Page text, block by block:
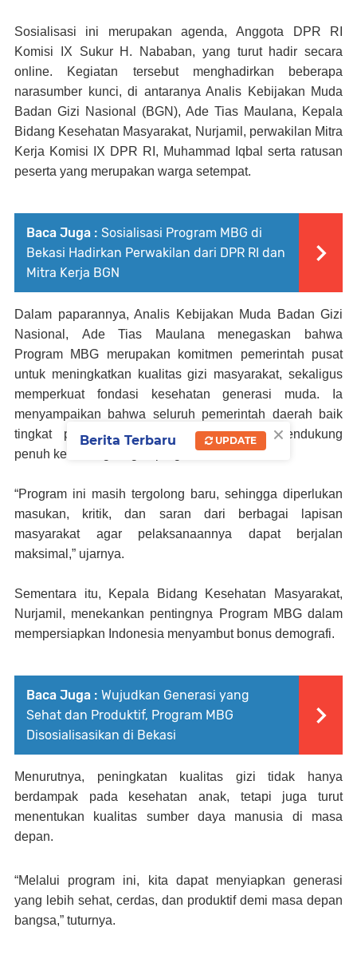
Sosialisasi ini merupakan agenda,Anggota DPR RI
Komisi IX Sukur H. Nababan, yang turut hadir secara
online. Kegiatan tersebut menghadirkan beberapa
narasumber kunci, di antaranya Analis Kebijakan Muda
Badan Gizi Nasional
(BGN), Ade Tias Maulana, Kepala
Bidang Kesehatan Masyarakat, Nurjamil, perwakilan Mitra
Kerja Komisi IX DPR RI, Muhammad Iqbal serta ratusan
peserta yang merupakan warga setempat.
Baca Juga : Sosialisasi Program MBG di
Bekasi Hadirkan Perwakilan dari DPR RI dan
Mitra Kerja BGN
Dalam paparannya, Analis Kebijakan Muda Badan Gizi
Nasional , Ade Tias Maulana menegaskan bahwa
Program MBG merupakan komitmen pemerintah pusat
untuk meningkatkan kualitas gizi masyarakat, sekaligus
memperkuat fondasi kesehatan generasi muda. Ia
menyampaikan bahwa seluruh pemerintah daerah baik
tingkat provinsi maupun kabupaten/kota mendukung
penuh keberlangsungan program ini.
“Program ini masih tergolong baru, sehingga diperlukan
masukan, kritik, dan saran dari berbagai lapisan
masyarakat agar pelaksanaannya dapat berjalan
maksimal,” ujarnya.
Sementara itu, Kepala Bidang Kesehatan Masyarakat,
Nurjamil, menekankan pentingnya Program MBG dalam
mempersiapkan Indonesia menyambut bonus demografi.
Baca Juga : Wujudkan Generasi yang
Sehat dan Produktif, Program MBG
Disosialisasikan di Bekasi
Menurutnya, peningkatan kualitas gizi tidak hanya
berdampak pada kesehatan anak, tetapi juga turut
menentukan kualitas sumber daya manusia di masa
depan.
“Melalui program ini, kita dapat menyiapkan generasi
yang lebih sehat, cerdas, dan produktif demi masa depan
bangsa,” tuturnya.
×
Berita Terbaru UPDATE